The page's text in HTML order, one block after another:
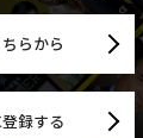
らから
録する